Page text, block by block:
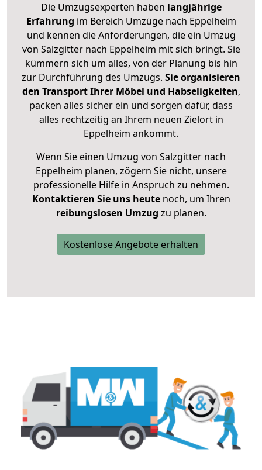
Die Umzugsexperten haben langjährige
Erfahrung im Bereich Umzüge nach Eppelheim
und kennen die Anforderungen, die ein Umzug
von Salzgitter nach Eppelheim mit sich bringt. Sie
kümmern sich um alles, von der Planung bis hin
zur Durchführung des Umzugs. Sie organisieren
den Transport Ihrer Möbel und Habseligkeiten,
packen alles sicher ein und sorgen dafür, dass
alles rechtzeitig an Ihrem neuen Zielort in
Eppelheim ankommt.
Wenn Sie einen Umzug von Salzgitter nach
Eppelheim planen, zögern Sie nicht, unsere
professionelle Hilfe in Anspruch zu nehmen.
Kontaktieren Sie uns heutenoch, um Ihren
reibungslosen Umzug zu planen.
Kostenlose Angebote erhalten